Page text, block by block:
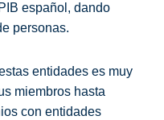
español, dando
personas.
entidades es muy
miembros hasta
con entidades